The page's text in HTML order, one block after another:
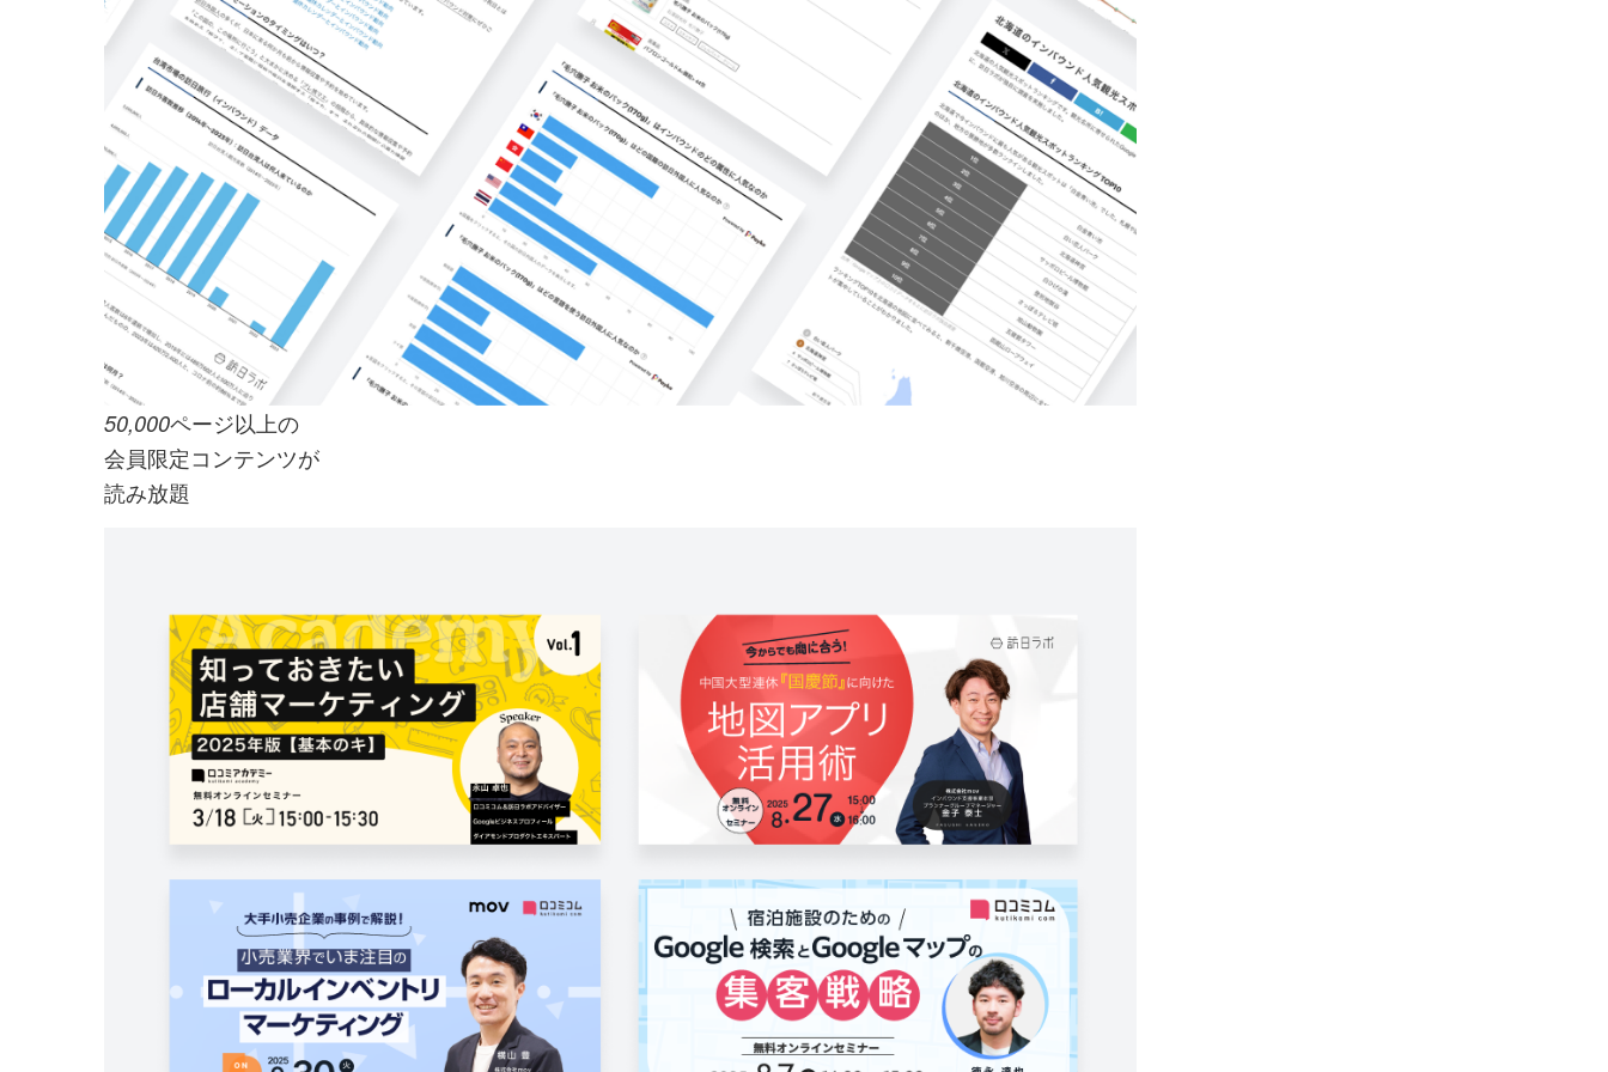
50,000ページ以上の
会員限定コンテンツが
読み放題